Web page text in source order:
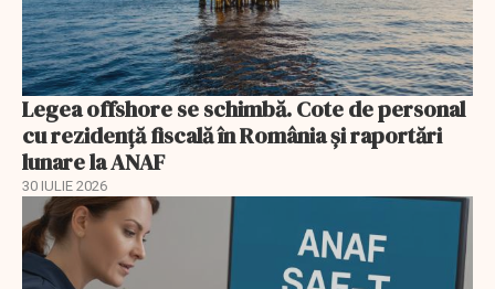
Legea offshore se schimbă. Cote de personal
cu rezidență fiscală în România și raportări
lunare la ANAF
30 IULIE 2026